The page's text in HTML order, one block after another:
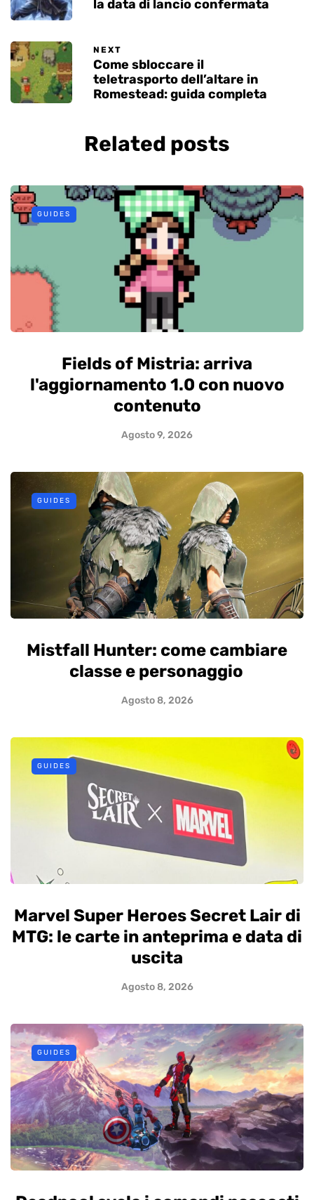
la data di lancio confermata
NEXT
Come sbloccare il
teletrasporto dell’altare in
Romestead: guida completa
Related posts
GUIDES
Fields of Mistria: arriva
l'aggiornamento 1.0 con nuovo
contenuto
Agosto 9, 2026
GUIDES
Mistfall Hunter: come cambiare
classe e personaggio
Agosto 8, 2026
GUIDES
Marvel Super Heroes Secret Lair di
MTG: le carte in anteprima e data di
uscita
Agosto 8, 2026
GUIDES